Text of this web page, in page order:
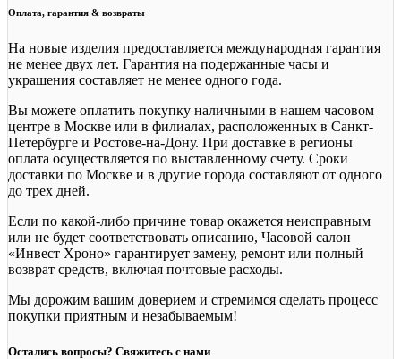
Оплата, гарантия & возвраты
На новые изделия предоставляется международная гарантия
не менее двух лет. Гарантия на подержанные часы и
украшения составляет не менее одного года.
Вы можете оплатить покупку наличными в нашем часовом
центре в Москве или в филиалах, расположенных в Санкт-
Петербурге и Ростове-на-Дону. При доставке в регионы
оплата осуществляется по выставленному счету. Сроки
доставки по Москве и в другие города составляют от одного
до трех дней.
Если по какой-либо причине товар окажется неисправным
или не будет соответствовать описанию, Часовой салон
«Инвест Хроно» гарантирует замену, ремонт или полный
возврат средств, включая почтовые расходы.
Мы дорожим вашим доверием и стремимся сделать процесс
покупки приятным и незабываемым!
Остались вопросы? Свяжитесь с нами